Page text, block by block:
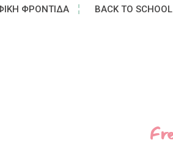
ΦΡΟΝΤΊΔΑ BACK TO SCHOOL